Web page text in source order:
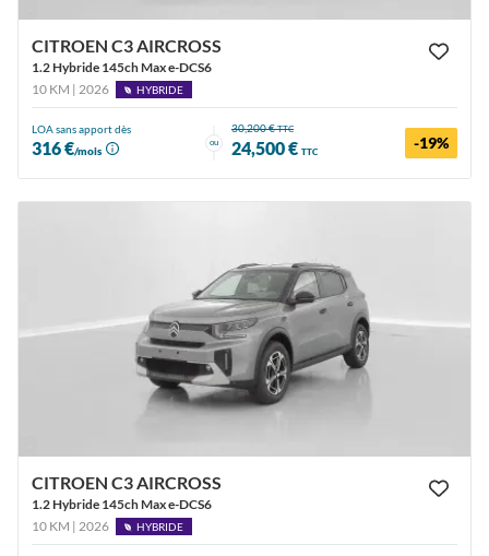
CITROEN C3 AIRCROSS
1.2 Hybride 145ch Max e-DCS6
10 KM | 2026
HYBRIDE
LOA sans apport dès
316 €/mois
ou
30,200 €TTC
24,500 € TTC -19%
CITROEN C3 AIRCROSS
1.2 Hybride 145ch Max e-DCS6
10 KM | 2026
HYBRIDE